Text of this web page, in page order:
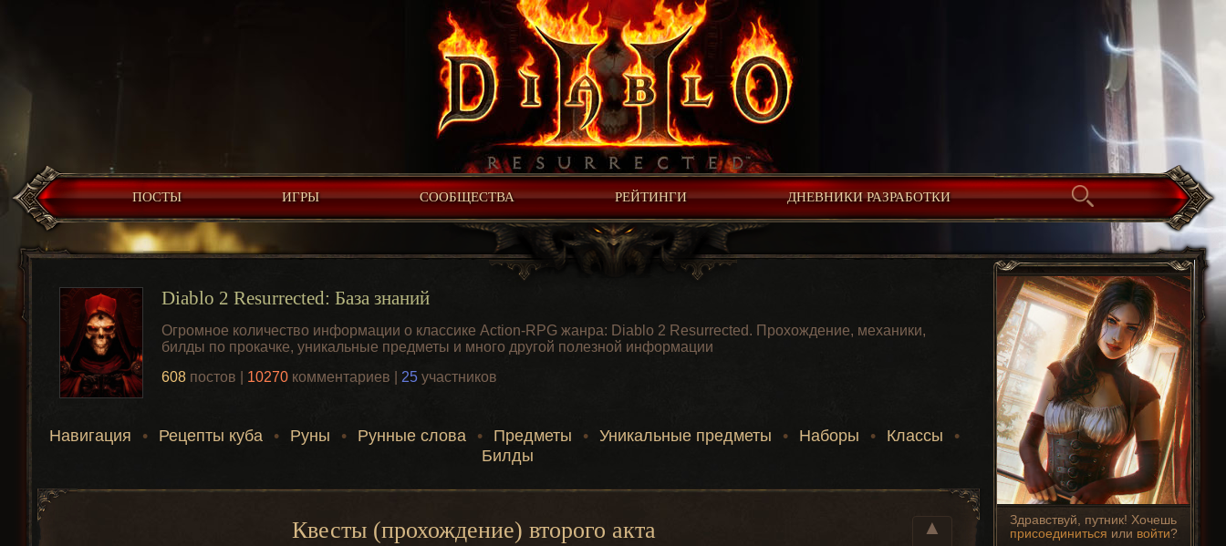
ПОСТЫ ИГРЫ СООБЩЕСТВА РЕЙТИНГИ ДНЕВНИКИ РАЗРАБОТКИ
Здравствуй, путник! Хочешь
присоединиться или войти?
Diablo 2 Resurrected: База знаний
Огромное количество информации о классике Action-RPG жанра: Diablo 2 Resurrected. Прохождение, механики,
билды по прокачке, уникальные предметы и много другой полезной информации
608 постов | 10270 комментариев | 25 участников
Навигация • Рецепты куба • Руны • Рунные слова • Предметы • Уникальные предметы • Наборы • Классы
•
Билды
▲
Квесты (прохождение) второго акта